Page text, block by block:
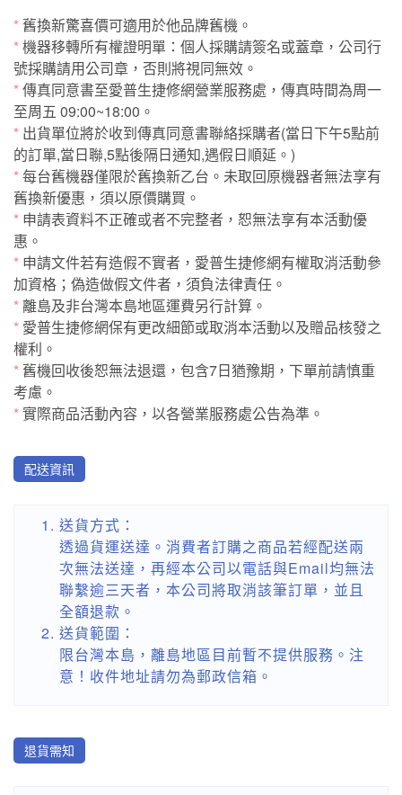
* 舊換新驚喜價可適用於他品牌舊機。
*機器移轉所有權證明單：個人採購請簽名或蓋章，公司行
號採購請用公司章，否則將視同無效。
*傳真同意書至愛普生捷修網營業服務處，傳真時間為周一
至周五 09:00~18:00。
* 出貨單位將於收到傳真同意書聯絡採購者(當日下午5點前
的訂單,當日聯,5點後隔日通知,遇假日順延。)
*每台舊機器僅限於舊換新乙台。未取回原機器者無法享有
舊換新優惠，須以原價購買。
* 申請表資料不正確或者不完整者，恕無法享有本活動優
惠。
* 申請文件若有造假不實者，愛普生捷修網有權取消活動參
加資格；偽造做假文件者，須負法律責任。
*離島及非台灣本島地區運費另行計算。
* 愛普生捷修網保有更改細節或取消本活動以及贈品核發之
權利。
* 舊機回收後恕無法退還，包含7日猶豫期，下單前請慎重
考慮。
*實際商品活動內容，以各營業服務處公告為準。
配送資訊
送貨方式：
透過貨運送達。消費者訂購之商品若經配送兩
次無法送達，再經本公司以電話與Email均無法
聯繫逾三天者，本公司將取消該筆訂單，並且
全額退款。
送貨範圍：
限台灣本島，離島地區目前暫不提供服務。注
意！收件地址請勿為郵政信箱。
退貨需知